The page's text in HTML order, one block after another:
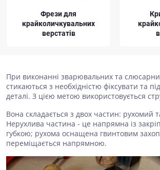
Фрези для
крайколичкувальних
верстатів
При виконанні зварювальних та
стикаються з необхідністю фіксувати та
деталі. З цією метою використовується
Вона складається з двох частин: рухомий
Нерухлива частина - це напрямна із
губкою; рухома оснащена гвинтовим
переміщається напрямною.